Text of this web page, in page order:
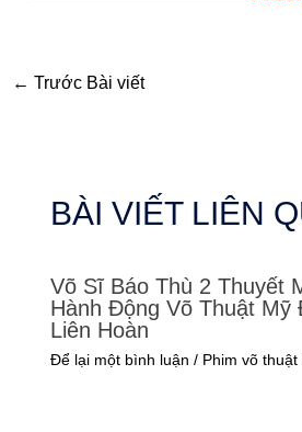
← Trước Bài viết
BÀI VIẾT LIÊN
Võ Sĩ Báo Thù 2 Thuyết
Hành Động Võ Thuật Mỹ
Liên Hoàn
Để lại một bình luận / Phim võ thuật